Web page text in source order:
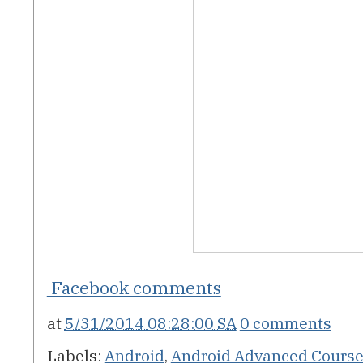
Facebook comments
at 5/31/2014 08:28:00 SA 0 comments
Labels: Android, Android Advanced Course